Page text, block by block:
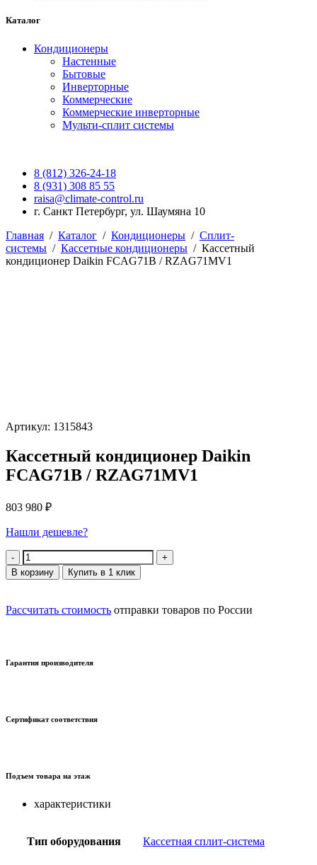
Каталог
Кондиционеры
Настенные
Бытовые
Инверторные
Коммерческие
Коммерческие инверторные
Мульти-сплит системы
8 (812) 326-24-18
8 (931) 308 85 55
raisa@climate-control.ru
г. Санкт Петербург, ул. Шаумяна 10
Главная / Каталог / Кондиционеры / Сплит-
системы / Кассетные кондиционеры / Кассетный
кондиционер Daikin FCAG71B / RZAG71MV1
Артикул: 1315843
Кассетный кондиционер Daikin
FCAG71B / RZAG71MV1
803 980 ₽
Нашли дешевле?
Количество
В корзину Купить в 1 клик
Рассчитать стоимость отправки товаров по России
Гарантия производителя
Сертификат соответствия
Подъем товара на этаж
характеристики
Тип оборудования Кассетная сплит-система